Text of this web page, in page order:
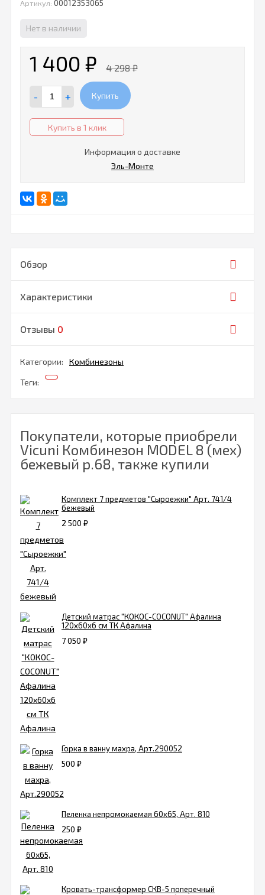
Артикул: 00012353065
Нет в наличии
1 400 ₽ 4 298₽
- + Купить
Купить в 1 клик
Информация о доставке
Эль-Монте
Обзор
Характеристики
Отзывы 0
Категории: Комбинезоны
Теги:
Покупатели, которые приобрели
Vicuni Комбинезон MODEL 8 (мех)
бежевый р.68, также купили
Комплект 7 предметов "Сыроежки" Арт. 741/4
бежевый
2 500 ₽
Детский матрас "КОКОС-COCONUT" Афалина
120х60x6 см ТК Афалина
7 050 ₽
Горка в ванну махра, Арт.290052
500 ₽
Пеленка непромокаемая 60х65, Арт. 810
250 ₽
Кровать-трансформер СКВ-5 поперечный